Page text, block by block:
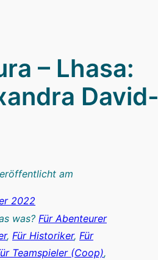
– Lhasa:
David-
am
2022
was? Für Abenteurer
, Für Historiker, Für
Teamspieler (Coop)